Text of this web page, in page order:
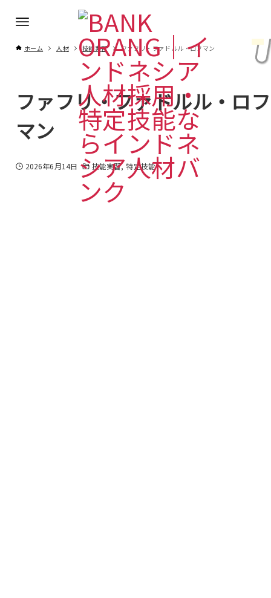
ホーム 人材 技能実習 ファフリ・ファドルル・ロフマン
ファフリ・ファドルル・ロフ
マン
2026年6月14日 技能実習 特定技能